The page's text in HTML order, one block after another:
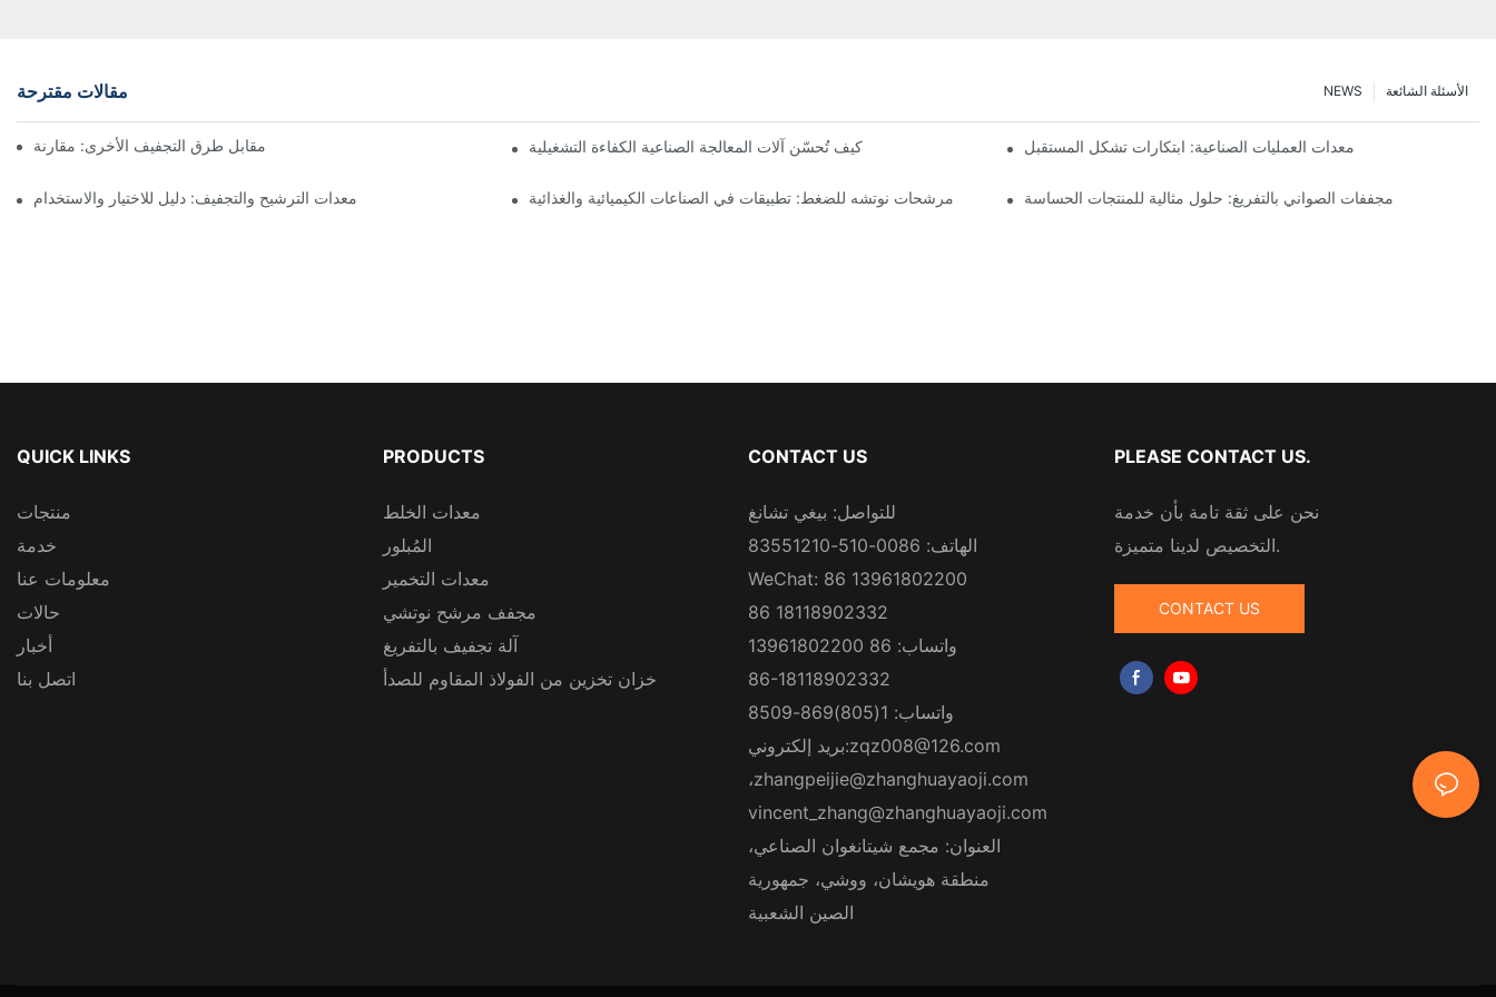
مقالات مقترحة الأسئلة الشائعة NEWS
مجففات نوتش المرشحة ذات المحرك مقابل طرق التجفيف الأخرى: مقارنة كيف تُحسّن آلات المعالجة الصناعية الكفاءة التشغيلية معدات العمليات الصناعية: ابتكارات تشكل المستقبل
معدات الترشيح والتجفيف: دليل للاختيار والاستخدام مرشحات نوتشه للضغط: تطبيقات في الصناعات الكيميائية والغذائية مجففات الصواني بالتفريغ: حلول مثالية للمنتجات الحساسة
QUICK LINKS
منتجات
خدمة
معلومات عنا
حالات
أخبار
اتصل بنا
PRODUCTS
معدات الخلط
المُبلور
معدات التخمير
مجفف مرشح نوتشي
آلة تجفيف بالتفريغ
خزان تخزين من الفولاذ المقاوم للصدأ
CONTACT US
للتواصل: بيغي تشانغ
الهاتف: 0086-510-83551210
WeChat: 86 13961802200
86 18118902332
واتساب: 86 13961802200
86-18118902332
واتساب: 1(805)869-8509
بريد إلكتروني:zqz008@126.com
،zhangpeijie@zhanghuayaoji.com
vincent_zhang@zhanghuayaoji.com
العنوان: مجمع شيتانغوان الصناعي،
منطقة هويشان، ووشي، جمهورية
الصين الشعبية
PLEASE CONTACT US.
نحن على ثقة تامة بأن خدمة
التخصيص لدينا متميزة.
CONTACT US